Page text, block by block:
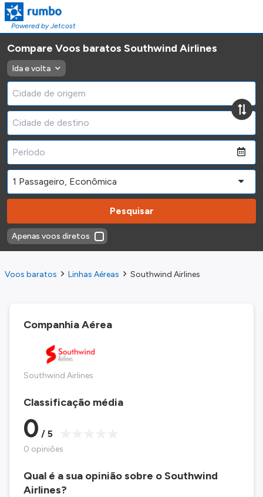
Powered by Jetcost
Compare Voos baratos Southwind Airlines
Ida e volta
Pesquisar
Apenas voos diretos
Voos baratos Linhas Aéreas Southwind Airlines
Companhia Aérea
Southwind Airlines
Classificação média
0 / 5
0 opiniões
Qual é a sua opinião sobre o Southwind
Airlines?